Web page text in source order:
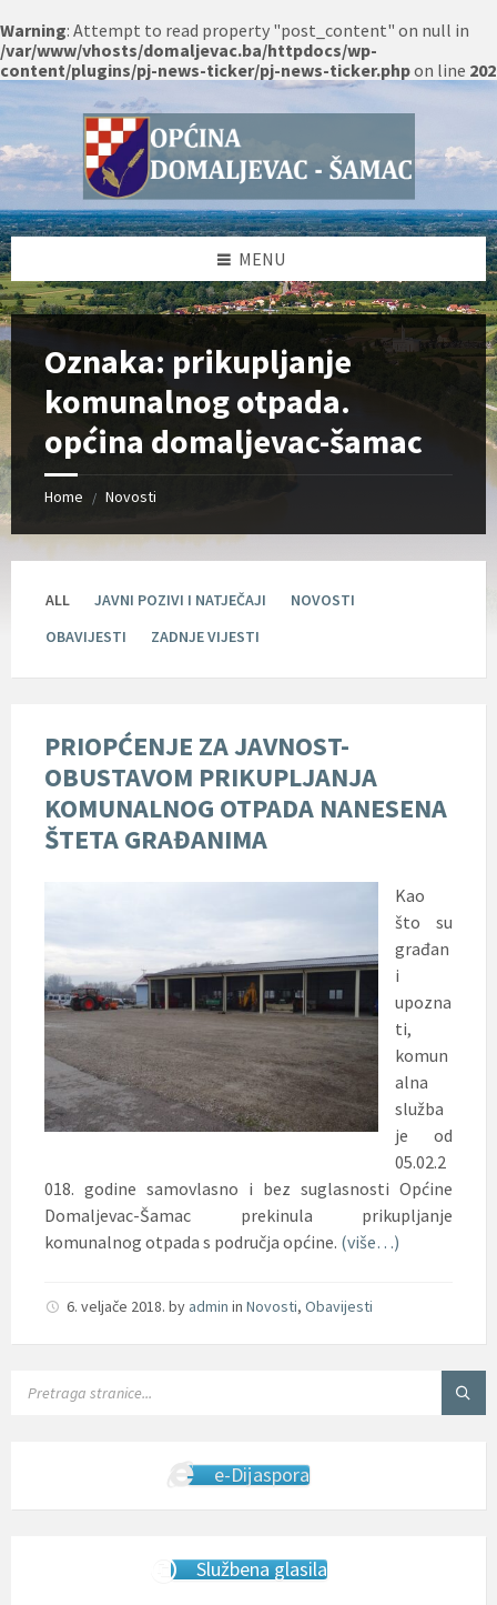
Warning: Attempt to read property "post_content" on null in
/var/www/vhosts/domaljevac.ba/httpdocs/wp-
content/plugins/pj-news-ticker/pj-news-ticker.phpon line 202
Skip
to
Skip
to
sidebar
Skip
to
sidebar
Skip
to
MENU
Oznaka: prikupljanje
komunalnog otpada.
općina domaljevac-šamac
Home / Novosti
ALL JAVNI POZIVI I NATJEČAJI
NOVOSTI
OBAVIJESTI
ZADNJE VIJESTI
PRIOPĆENJE ZA JAVNOST-
OBUSTAVOM PRIKUPLJANJA
KOMUNALNOG OTPADA NANESENA
ŠTETA GRAĐANIMA
Kao
što su
građan
i
upozna
ti,
komun
alna
služba
je od
05.02.2
018. godine samovlasno i bez suglasnosti Općine
Domaljevac-Šamac prekinula prikupljanje
komunalnog otpada s područja općine. (više…)
6. veljače 2018. by admin in Novosti, Obavijesti
e-Dijaspora
Službena glasila